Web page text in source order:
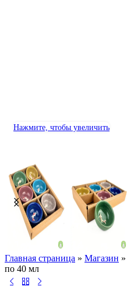
Нажмите, чтобы увеличить
Главная страница » Магазин »
по 40 мл